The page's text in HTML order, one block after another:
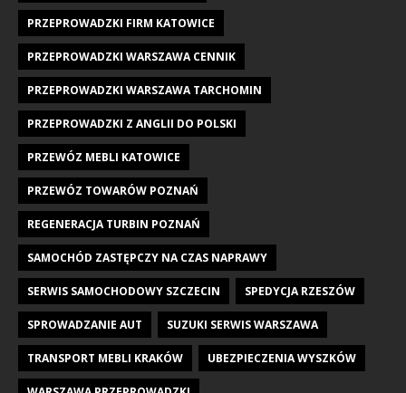
PRZEPROWADZKI FIRM KATOWICE
PRZEPROWADZKI WARSZAWA CENNIK
PRZEPROWADZKI WARSZAWA TARCHOMIN
PRZEPROWADZKI Z ANGLII DO POLSKI
PRZEWÓZ MEBLI KATOWICE
PRZEWÓZ TOWARÓW POZNAŃ
REGENERACJA TURBIN POZNAŃ
SAMOCHÓD ZASTĘPCZY NA CZAS NAPRAWY
SERWIS SAMOCHODOWY SZCZECIN SPEDYCJA RZESZÓW
SPROWADZANIE AUT SUZUKI SERWIS WARSZAWA
TRANSPORT MEBLI KRAKÓW UBEZPIECZENIA WYSZKÓW